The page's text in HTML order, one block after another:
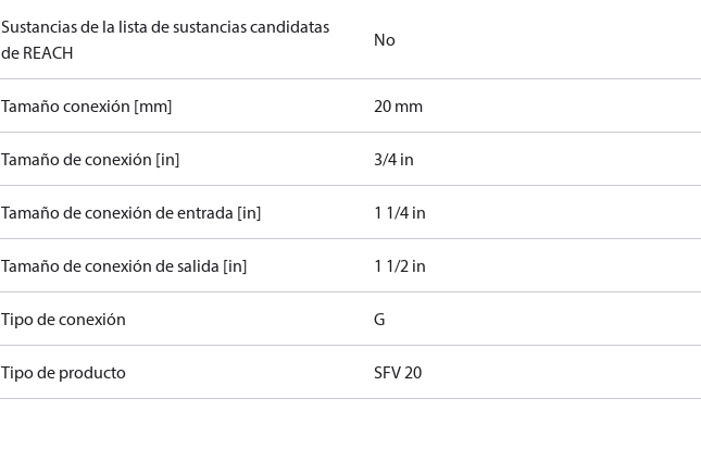
Sustancias de la lista de sustancias candidatas
de REACH
No
Tamaño conexión [mm] 20 mm
Tamaño de conexión [in] 3/4 in
Tamaño de conexión de entrada [in] 1 1/4 in
Tamaño de conexión de salida [in] 1 1/2 in
Tipo de conexión G
Tipo de producto SFV 20